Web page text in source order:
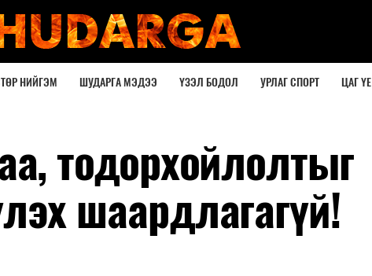
НИЙГЭМ ШУДАРГА МЭДЭЭ ҮЗЭЛ БОДОЛ УРЛАГ СПОРТ ЦАГ ҮЕ
тодорхойлолтыг
шаардлагагүй!